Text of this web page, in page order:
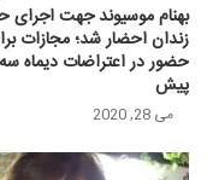
بهنام موسیوند جهت اجرای
زندان احضار شد؛ مجازات
حضور در اعتراضات دیماه
پیش
می 28, 2020